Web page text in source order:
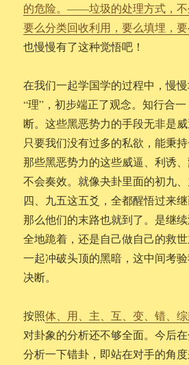
的危险。——垃圾的处理方式，不
要么分类回收利用，要么填埋，
也慢慢有了这种觉悟吧！
在我们一起学国学的过程中，慢
“理”，初步端正了观念。知行合
断。这些黑恶势力的手段无非是威
只要我们没有过多的私欲，能秉
那些黑恶势力的这些威逼、利诱
不会奏效。就像夬卦里面的初九
四、九五这五爻，全都醒悟过来
那么他们的末路也就到了。是继
全地跪着，还是自己做自己的救
一起冲破头顶的黑暗，这中间考
决断。
按照体、用、主、互、变、错、
对卦象的分析还不够全面。今后
分析一下错卦，即站在对手的角